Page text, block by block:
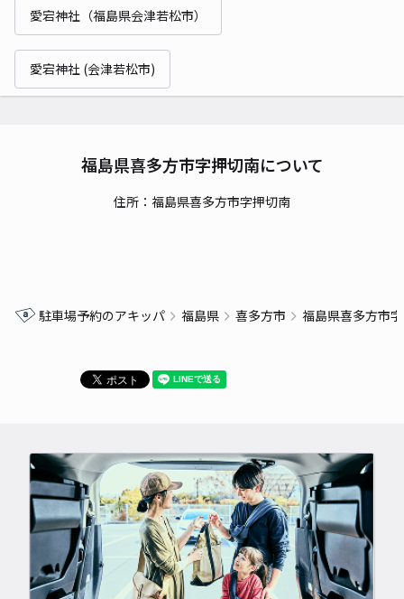
愛宕神社（福島県会津若松市）
愛宕神社 (会津若松市)
福島県喜多方市字押切南について
住所：福島県喜多方市字押切南
駐車場予約のアキッパ 福島県 喜多方市 福島県喜多方市